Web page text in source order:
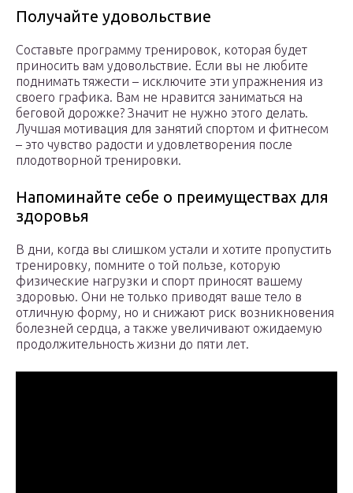
Получайте удовольствие
Составьте программу тренировок, которая будет
приносить вам удовольствие. Если вы не любите
поднимать тяжести – исключите эти упражнения из
своего графика. Вам не нравится заниматься на
беговой дорожке? Значит не нужно этого делать.
Лучшая мотивация для занятий спортом и фитнесом
– это чувство радости и удовлетворения после
плодотворной тренировки.
Напоминайте себе о преимуществах для
здоровья
В дни, когда вы слишком устали и хотите пропустить
тренировку, помните о той пользе, которую
физические нагрузки и спорт приносят вашему
здоровью. Они не только приводят ваше тело в
отличную форму, но и снижают риск возникновения
болезней сердца, а также увеличивают ожидаемую
продолжительность жизни до пяти лет.